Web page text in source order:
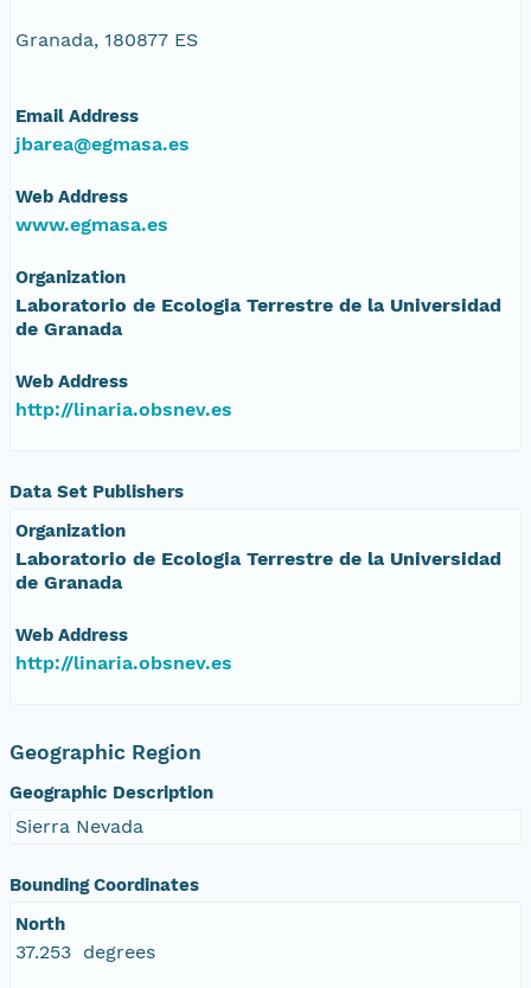
Granada, 180877 ES
Email Address
jbarea@egmasa.es
Web Address
www.egmasa.es
Organization
Laboratorio de Ecologia Terrestre de la Universidad
de Granada
Web Address
http://linaria.obsnev.es
Data Set Publishers
Organization
Laboratorio de Ecologia Terrestre de la Universidad
de Granada
Web Address
http://linaria.obsnev.es
Geographic Region
Geographic Description
Sierra Nevada
Bounding Coordinates
North
37.253 degrees